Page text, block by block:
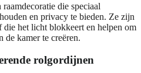
die speciaal
en privacy te bieden. Ze zijn
die het licht blokkeert en helpen om
de kamer te creëren.
rolgordijnen